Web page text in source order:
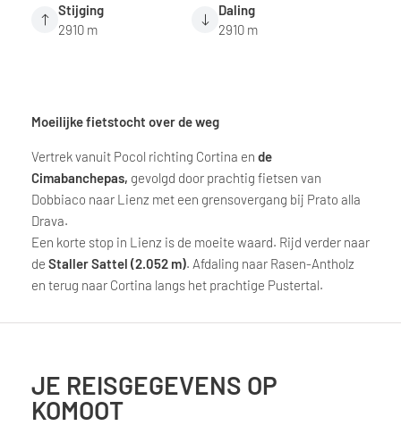
Stijging
2910 m
Daling
2910 m
Moeilijke fietstocht over de weg
Vertrek vanuit Pocol richting Cortina en de
Cimabanchepas, gevolgd door prachtig fietsen van
Dobbiaco naar Lienz met een grensovergang bij Prato alla
Drava.
Een korte stop in Lienz is de moeite waard. Rijd verder naar
de Staller Sattel (2.052 m). Afdaling naar Rasen-Antholz
en terug naar Cortina langs het prachtige Pustertal.
JE REISGEGEVENS OP
KOMOOT